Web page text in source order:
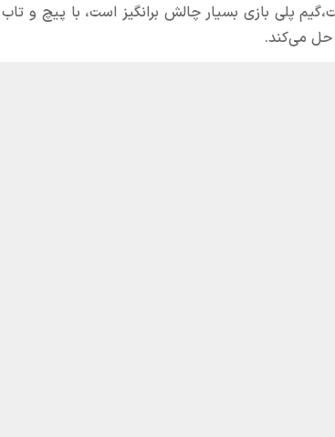
پلی بازی بسیار چالش برانگیز است، با پیچ و
حل می‌کند.